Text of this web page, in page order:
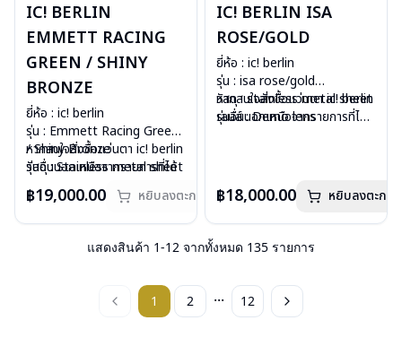
IC! BERLIN
EMMETT RACING
GREEN / SHINY
BRONZE
ยี่ห้อ : ic! berlin
รุ่น : Emmett Racing Green
/ Shiny Bronze
วัสดุ : Stainless metal sheet
เลนส์ : Demo lens
บานพับ : ไม่มีสปริง
น้ำหนัก : 18 กรัม
อุปกรณ์ : กล่องแว่น, ผ้าเช็ดแว่น
การรับประกัน : 1 ปี
หากสนใจสั่งชื้อแว่นตา ic! berlin
รุ่นอื่นนอกเหนือจากรายการที่ได้
ลงไว้กรุณาติดต่อเรา
สินค้าหมดสต๊อกชั่วคราวหาก
ต้องการสั่งกรุณาติดต่อเราคลิก
฿19,000.00 หยิบลงตะกร้า
IC! BERLIN ISA
ROSE/GOLD
ยี่ห้อ : ic! berlin
รุ่น : isa rose/gold
วัสดุ : stainless metal sheet
เลนส์ : Demo lens
การรับประกัน : 1 ปี
หากสนใจสั่งชื้อแว่นตา ic! berlin
รุ่นอื่นนอกเหนือจากรายการที่ได้
฿18,000.00 หยิบลงตะกร้า
แสดงสินค้า 1-12 จากทั้งหมด 135 รายการ
1 2 ... 12